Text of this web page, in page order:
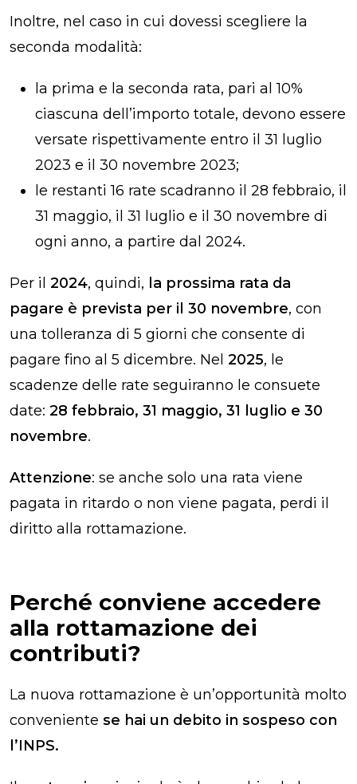
Inoltre, nel caso in cui dovessi scegliere la
seconda modalità:
la prima e la seconda rata, pari al 10%
ciascuna dell’importo totale, devono essere
versate rispettivamente entro il 31 luglio
2023 e il 30 novembre 2023;
le restanti 16 rate scadranno il 28 febbraio, il
31 maggio, il 31 luglio e il 30 novembre di
ogni anno, a partire dal 2024.
Per il 2024, quindi, la prossima rata da
pagare è prevista per il 30 novembre, con
una tolleranza di 5 giorni che consente di
pagare fino al 5 dicembre. Nel 2025, le
scadenze delle rate seguiranno le consuete
date: 28 febbraio, 31 maggio, 31 luglio e 30
novembre.
Attenzione: se anche solo una rata viene
pagata in ritardo o non viene pagata, perdi il
diritto alla rottamazione.
Perché conviene accedere
alla rottamazione dei
contributi?
La nuova rottamazione è un’opportunità molto
conveniente se hai un debito in sospeso con
l’INPS.